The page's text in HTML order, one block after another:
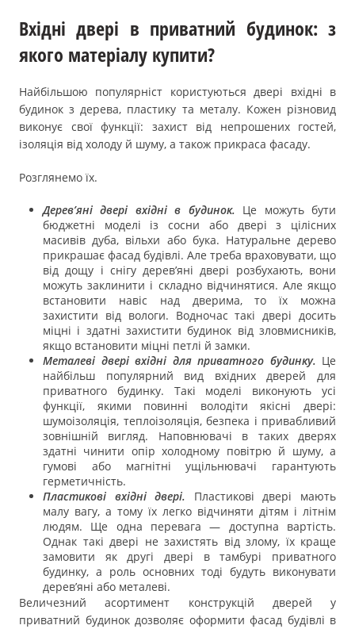
Вхідні двері в приватний будинок: з
якого матеріалу купити?
Найбільшою популярніст користуються двері вхідні в
будинок з дерева, пластику та металу. Кожен різновид
виконує свої функції: захист від непрошених гостей,
ізоляція від холоду й шуму, а також прикраса фасаду.
Розглянемо їх.
Дерев’яні двері вхідні в будинок. Це можуть бути
бюджетні моделі із сосни або двері з цілісних
масивів дуба, вільхи або бука. Натуральне дерево
прикрашає фасад будівлі. Але треба враховувати, що
від дощу і снігу дерев’яні двері розбухають, вони
можуть заклинити і складно відчинятися. Але якщо
встановити навіс над дверима, то їх можна
захистити від вологи. Водночас такі двері досить
міцні і здатні захистити будинок від зловмисників,
якщо встановити міцні петлі й замки.
Металеві двері вхідні для приватного будинку. Це
найбільш популярний вид вхідних дверей для
приватного будинку. Такі моделі виконують усі
функції, якими повинні володіти якісні двері:
шумоізоляція, теплоізоляція, безпека і привабливий
зовнішній вигляд. Наповнювачі в таких дверях
здатні чинити опір холодному повітрю й шуму, а
гумові або магнітні ущільнювачі гарантують
герметичність.
Пластикові вхідні двері. Пластикові двері мають
малу вагу, а тому їх легко відчиняти дітям і літнім
людям. Ще одна перевага — доступна вартість.
Однак такі двері не захистять від злому, їх краще
замовити як другі двері в тамбурі приватного
будинку, а роль основних тоді будуть виконувати
дерев’яні або металеві.
Величезний асортимент конструкцій дверей у
приватний будинок дозволяє оформити фасад будівлі в